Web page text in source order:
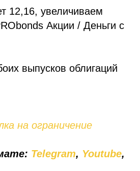
12,16, увеличиваем
Акции / Деньги с
выпусков облигаций
на ограничение
Telegram, Youtube,